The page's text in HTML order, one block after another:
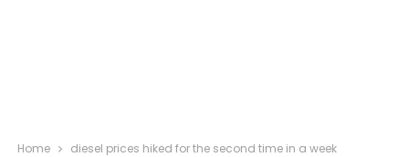
Home diesel prices hiked for the second time in a week